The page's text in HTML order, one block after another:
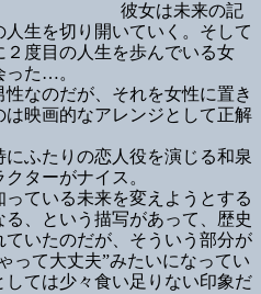
彼女は未来の記
生を切り開いていく。そして
度目の人生を歩んでいる女
った…。
なのだが、それを女性に置き
映画的なアレンジとして正解
ふたりの恋人役を演じる和泉
ターがナイス。
ている未来を変えようとする
、という描写があって、歴史
いたのだが、そういう部分が
って大丈夫”みたいになってい
ては少々食い足りない印象だ